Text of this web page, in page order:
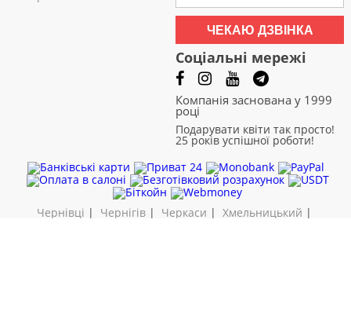
ЧЕКАЮ ДЗВІНКА
Соціальні мережі
Компанія заснована у 1999
році
Подарувати квіти так просто!
25 років успішної роботи!
Чернівці | Чернігів| Черкаси | Хмельницький |